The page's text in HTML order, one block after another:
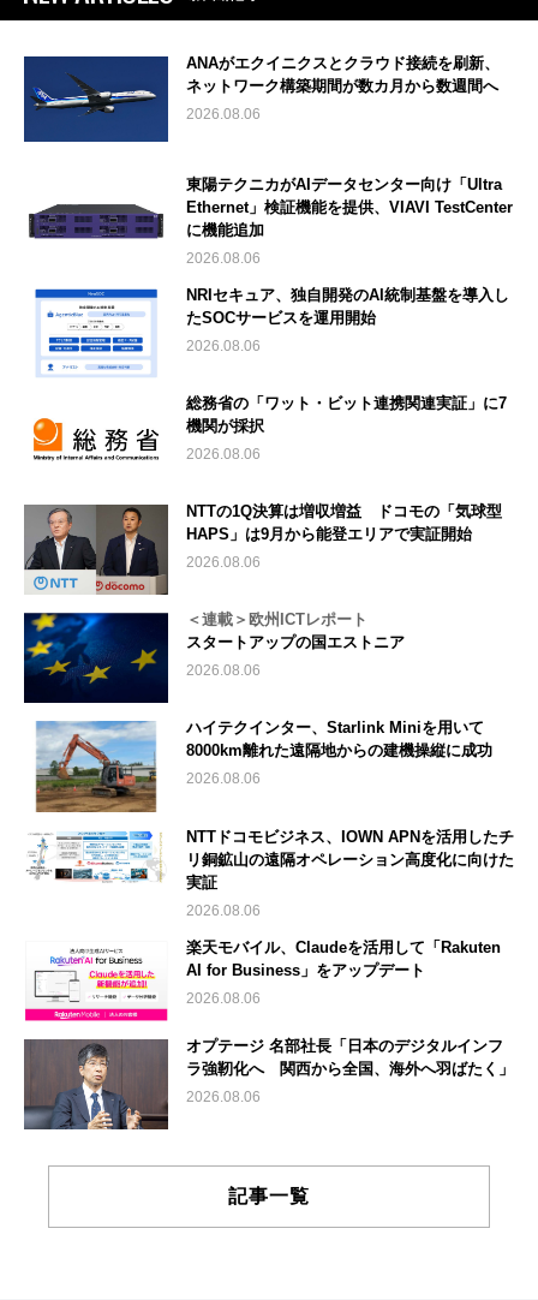
ANAがエクイニクスとクラウド接続を刷新、
ネットワーク構築期間が数カ月から数週間へ
2026.08.06
東陽テクニカがAIデータセンター向け「Ultra
Ethernet」検証機能を提供、VIAVI TestCenter
に機能追加
2026.08.06
NRIセキュア、独自開発のAI統制基盤を導入し
たSOCサービスを運用開始
2026.08.06
総務省の「ワット・ビット連携関連実証」に7
機関が採択
2026.08.06
NTTの1Q決算は増収増益 ドコモの「気球型
HAPS」は9月から能登エリアで実証開始
2026.08.06
＜連載＞欧州ICTレポート
スタートアップの国エストニア
2026.08.06
ハイテクインター、Starlink Miniを用いて
8000km離れた遠隔地からの建機操縦に成功
2026.08.06
NTTドコモビジネス、IOWN APNを活用したチ
リ銅鉱山の遠隔オペレーション高度化に向けた
実証
2026.08.06
楽天モバイル、Claudeを活用して「Rakuten
AI for Business」をアップデート
2026.08.06
オプテージ 名部社長「日本のデジタルインフ
ラ強靭化へ 関西から全国、海外へ羽ばたく」
2026.08.06
記事一覧